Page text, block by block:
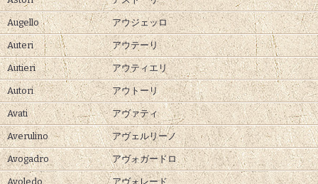
Augello アウジェッロ
Auteri アウテーリ
Autieri アウティエリ
Autori アウトーリ
Avati アヴァティ
Averulino アヴェルリーノ
Avogadro アヴォガードロ
Avoledo アヴォレード